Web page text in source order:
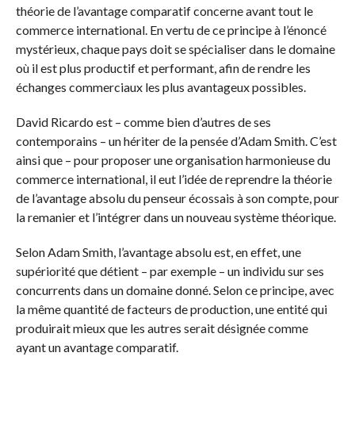
théorie de l’avantage comparatif concerne avant tout le
commerce international. En vertu de ce principe à l’énoncé
mystérieux, chaque pays doit se spécialiser dans le domaine
où il est plus productif et performant, afin de rendre les
échanges commerciaux les plus avantageux possibles.
David Ricardo est – comme bien d’autres de ses
contemporains – un hériter de la pensée d’Adam Smith. C’est
ainsi que – pour proposer une organisation harmonieuse du
commerce international, il eut l’idée de reprendre la théorie
de l’avantage absolu du penseur écossais à son compte, pour
la remanier et l’intégrer dans un nouveau système théorique.
Selon Adam Smith, l’avantage absolu est, en effet, une
supériorité que détient – par exemple – un individu sur ses
concurrents dans un domaine donné. Selon ce principe, avec
la même quantité de facteurs de production, une entité qui
produirait mieux que les autres serait désignée comme
ayant un avantage comparatif.